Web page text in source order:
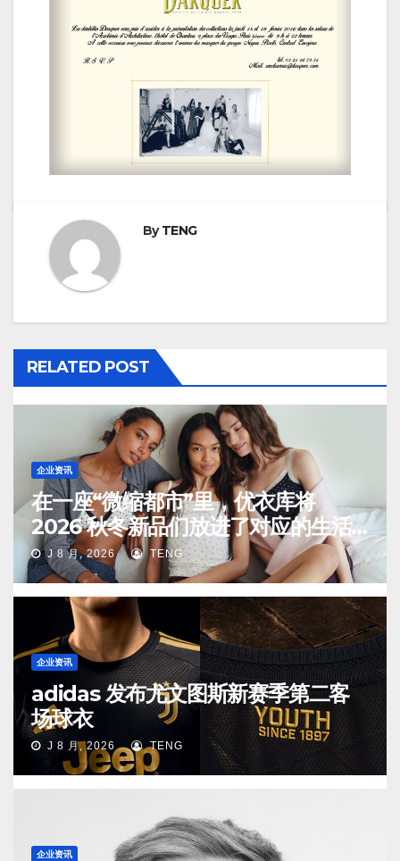
ByTENG
RELATED POST
企业资讯
在一座“微缩都市”里，优衣库将
2026 秋冬新品们放进了对应的生活
场景中
J 8 月, 2026 TENG
企业资讯
adidas 发布尤文图斯新赛季第二客
场球衣
J 8 月, 2026 TENG
企业资讯